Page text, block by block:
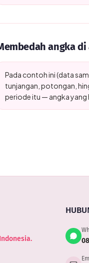
angka di
Pada contoh ini (data
tunjangan, potongan,
periode itu — angka yang